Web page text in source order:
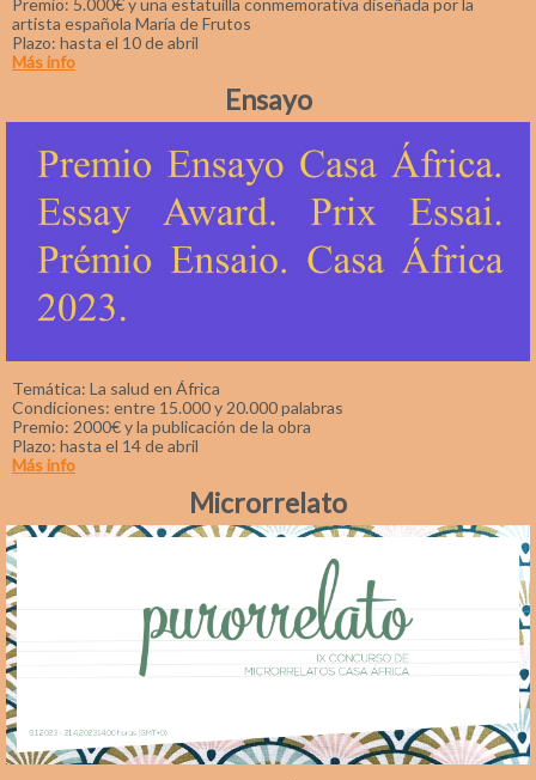
Premio: 5.000€ y una estatuilla conmemorativa diseñada por la
artista española María de Frutos
Plazo: hasta el 10 de abril
Más info
Ensayo
Temática: La salud en África
Condiciones: entre 15.000 y 20.000 palabras
Premio: 2000€ y la publicación de la obra
Plazo: hasta el 14 de abril
Más info
Microrrelato